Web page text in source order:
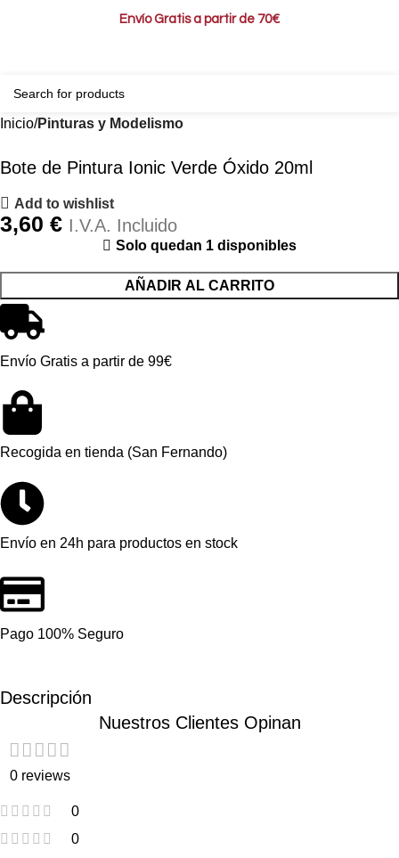
Envío Gratis a partir de 70€
Inicio Pinturas y Modelismo
Bote de Pintura Ionic Verde Óxido 20ml
Add to wishlist
3,60 € I.V.A. Incluido
Solo quedan 1 disponibles
AÑADIR AL CARRITO
Envío Gratis a partir de 99€
Recogida en tienda (San Fernando)
Envío en 24h para productos en stock
Pago 100% Seguro
Descripción
Nuestros Clientes Opinan
0 reviews
0
0